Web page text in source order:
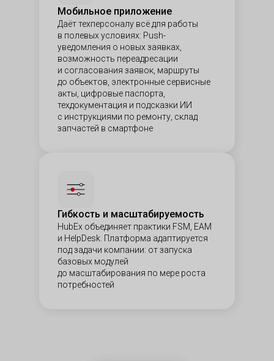
Мобильное приложение
Даёт техперсоналу всё для работы
в полевых условиях: Push-
уведомления о новых заявках,
возможность переадресации
и согласования заявок, маршруты
до объектов, электронные сервисные
акты, цифровые паспорта,
техдокументация и подсказки ИИ
с инструкциями по ремонту, склад
запчастей в смартфоне
Гибкость и масштабируемость
HubEx объединяет практики FSM, EAM
и HelpDesk. Платформа адаптируется
под задачи компании: от запуска
базовых модулей
до масштабирования по мере роста
потребностей